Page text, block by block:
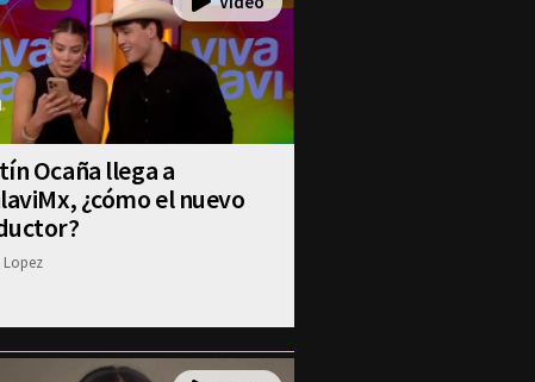
Ocaña llega a
¿cómo el nuevo
Lopez